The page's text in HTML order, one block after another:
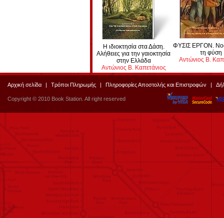
Η ιδιοκτησία στα Δάση.
Αλήθειες για την γαιοκτησία
στην Ελλάδα
Αντώνιος Β. Καπετάνιος
ΦΥΣΙΣ ΕΡΓΟΝ.
τη φύση
Αντώνιος Β.
Αρχική σελίδα Τρόποι Πληρωμής Πληροφορίες Αποστολής και Επιστροφών
Copyright © 2010 Book Station. All right reserved